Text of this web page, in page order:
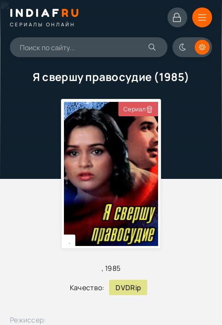
INDIAFRU
СЕРИАЛЫ ОНЛАЙН
Я свершу правосудие (1985)
,1985
Качество: DVDRip
Сериал
,
Режиссер: